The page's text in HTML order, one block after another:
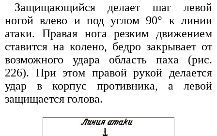
Защищающийся делает шаг левой
ногой влево и под углом 90° к линии
атаки. Правая нога резким движением
ставится на колено, бедро закрывает от
возможного удара область паха (рис.
226). При этом правой рукой делается
удар в корпус противника, а левой
защищается голова.